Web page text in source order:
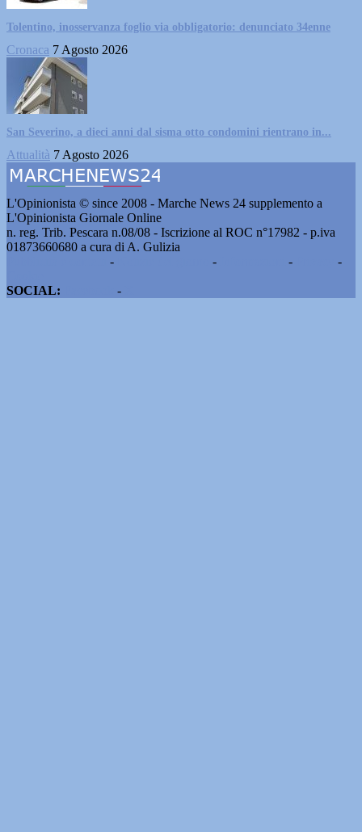
Tolentino, inosservanza foglio via obbligatorio: denunciato 34enne
Cronaca 7 Agosto 2026
San Severino, a dieci anni dal sisma otto condomini rientrano in...
Attualità 7 Agosto 2026
L'Opinionista © since 2008 - Marche News 24 supplemento a
L'Opinionista Giornale Online
n. reg. Trib. Pescara n.08/08 - Iscrizione al ROC n°17982 - p.iva
01873660680 a cura di A. Gulizia
- - -
-
SOCIAL:
-